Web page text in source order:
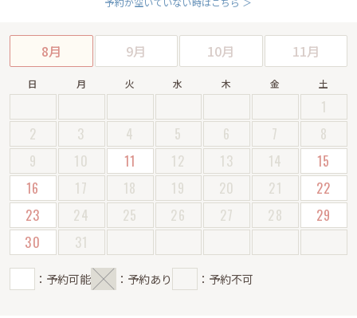
8月 9月 10月 11月
日 月 火 水 木 金 土
1
2
3 4 5 6 7
8
9
10 11 12 13 14
15
16
17 18 19 20 21
22
23
24 25 26 27 28
29
30
31
：予約可能 ：予約あり ：予約不可